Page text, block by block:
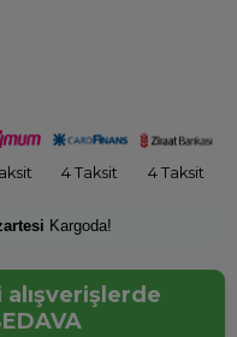
4 Taksit 4 Taksit
Kargoda!